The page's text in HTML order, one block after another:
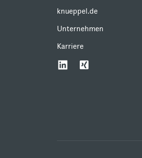
knueppel.de
Unternehmen
Karriere